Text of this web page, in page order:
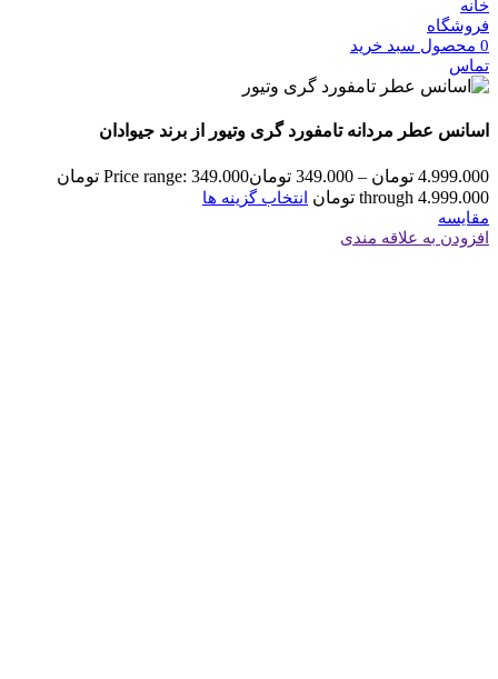
خانه
فروشگاه
0 محصول سبد خرید
تماس
اسانس عطر مردانه تامفورد گری وتیور از برند جیوادان
4.999.000 تومان –
349.000 تومان
Price range: 349.000 تومان
through 4.999.000 تومان
انتخاب گزینه ها
مقایسه
افزودن به علاقه مندی